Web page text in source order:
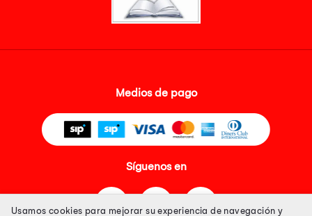
Medios de pago
Síguenos en
Usamos cookies para mejorar su experiencia de navegación y